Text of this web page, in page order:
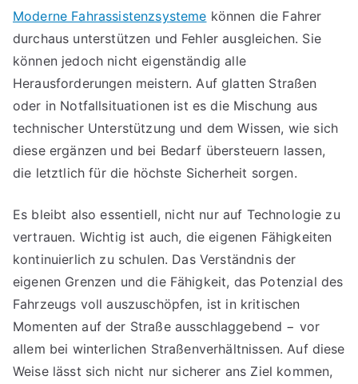
Moderne Fahrassistenzsysteme können die Fahrer
durchaus unterstützen und Fehler ausgleichen. Sie
können jedoch nicht eigenständig alle
Herausforderungen meistern. Auf glatten Straßen
oder in Notfallsituationen ist es die Mischung aus
technischer Unterstützung und dem Wissen, wie sich
diese ergänzen und bei Bedarf übersteuern lassen,
die letztlich für die höchste Sicherheit sorgen.
Es bleibt also essentiell, nicht nur auf Technologie zu
vertrauen. Wichtig ist auch, die eigenen Fähigkeiten
kontinuierlich zu schulen. Das Verständnis der
eigenen Grenzen und die Fähigkeit, das Potenzial des
Fahrzeugs voll auszuschöpfen, ist in kritischen
Momenten auf der Straße ausschlaggebend − vor
allem bei winterlichen Straßenverhältnissen. Auf diese
Weise lässt sich nicht nur sicherer ans Ziel kommen,